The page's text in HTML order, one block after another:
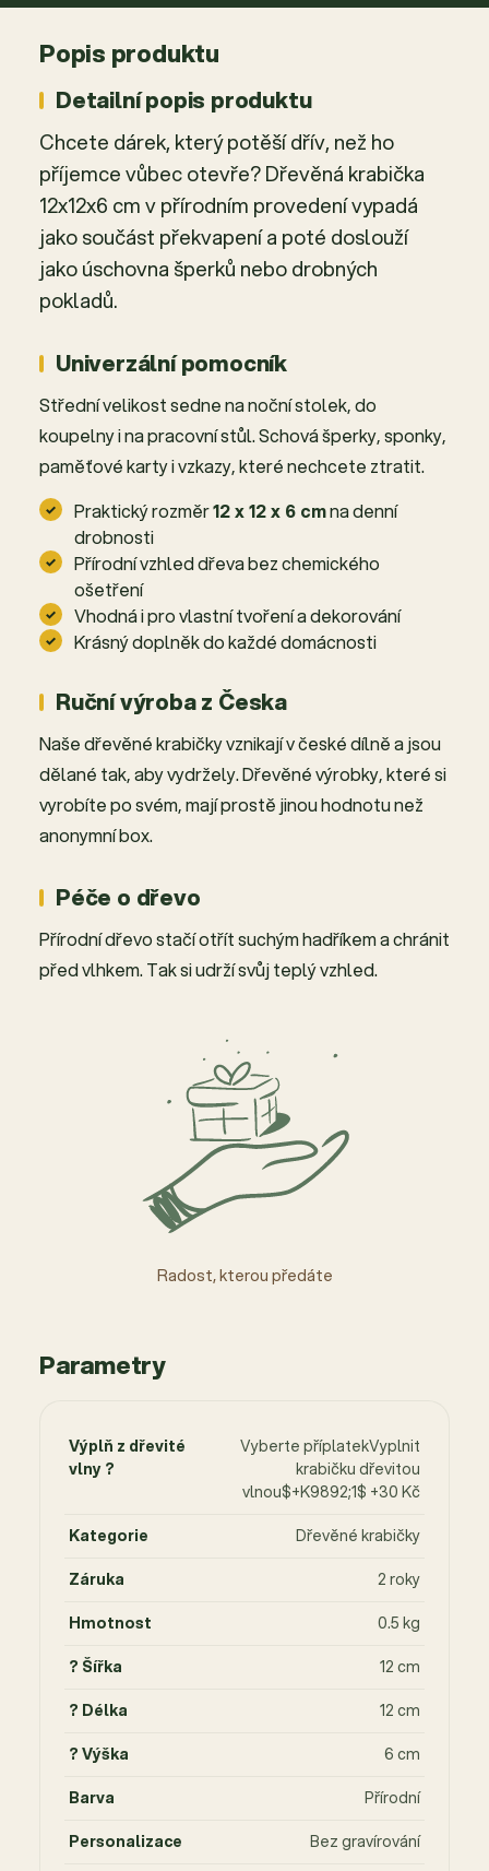
Popis produktu
Detailní popis produktu
Chcete dárek, který potěší dřív, než ho
příjemce vůbec otevře? Dřevěná krabička
12x12x6 cm v přírodním provedení vypadá
jako součást překvapení a poté doslouží
jako úschovna šperků nebo drobných
pokladů.
Univerzální pomocník
Střední velikost sedne na noční stolek, do
koupelny i na pracovní stůl. Schová šperky, sponky,
paměťové karty i vzkazy, které nechcete ztratit.
Praktický rozměr12 x 12 x 6 cmna denní
drobnosti
Přírodní vzhled dřeva bez chemického
ošetření
Vhodná i pro vlastní tvoření a dekorování
Krásný doplněk do každé domácnosti
Ruční výroba z Česka
Naše dřevěné krabičky vznikají v české dílně a jsou
dělané tak, aby vydržely. Dřevěné výrobky, které si
vyrobíte po svém, mají prostě jinou hodnotu než
anonymní box.
Péče o dřevo
Přírodní dřevo stačí otřít suchým hadříkem a chránit
před vlhkem. Tak si udrží svůj teplý vzhled.
Radost, kterou předáte
Parametry
Výplň z dřevité
vlny ?
Vyberte příplatekVyplnit
krabičku dřevitou
vlnou$+K9892;1$ +30 Kč
Kategorie
Dřevěné krabičky
Záruka
2 roky
Hmotnost
0.5 kg
? Šířka
12 cm
? Délka
12 cm
? Výška
6 cm
Barva
Přírodní
Personalizace
Bez gravírování